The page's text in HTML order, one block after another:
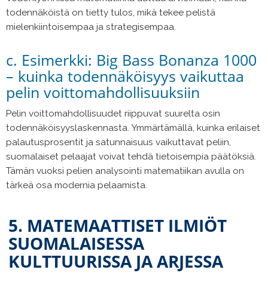
todennäköistä on tietty tulos, mikä tekee pelistä
mielenkiintoisempaa ja strategisempaa.
c. Esimerkki: Big Bass Bonanza 1000
– kuinka todennäköisyys vaikuttaa
pelin voittomahdollisuuksiin
Pelin voittomahdollisuudet riippuvat suurelta osin
todennäköisyyslaskennasta. Ymmärtämällä, kuinka erilaiset
palautusprosentit ja satunnaisuus vaikuttavat peliin,
suomalaiset pelaajat voivat tehdä tietoisempia päätöksiä.
Tämän vuoksi pelien analysointi matematiikan avulla on
tärkeä osa modernia pelaamista.
5. MATEMAATTISET ILMIÖT
SUOMALAISESSA
KULTTUURISSA JA ARJESSA